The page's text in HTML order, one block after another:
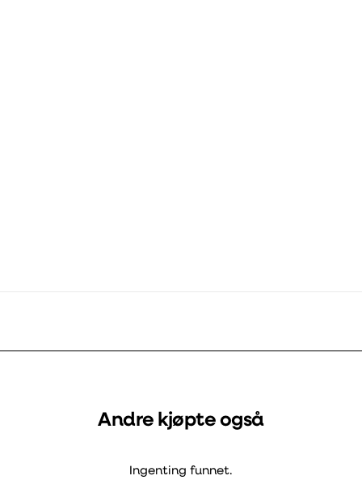
Andre kjøpte også
Ingenting funnet.